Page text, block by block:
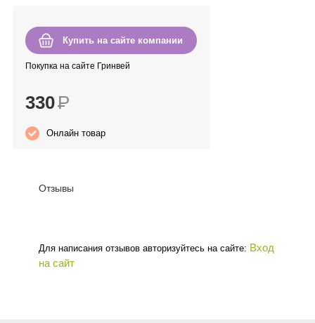
Intilia
Enjoy Care
Купить на сайте компании
Покупка на сайте Гринвей
330Р
Онлайн товар
Отзывы
Для написания отзывов авторизуйтесь на сайте: Вход
на сайт